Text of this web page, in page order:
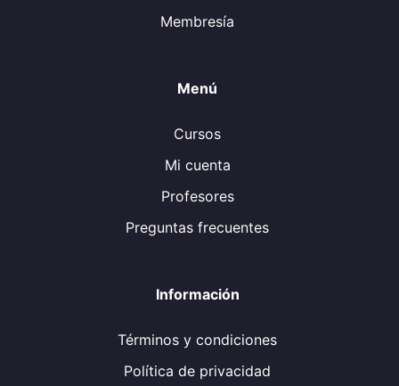
Membresía
Menú
Cursos
Mi cuenta
Profesores
Preguntas frecuentes
Información
Términos y condiciones
Política de privacidad